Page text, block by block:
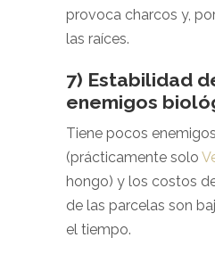
provoca charcos y,
las raíces.
7) Estabilidad
enemigos
Tiene pocos
(prácticamente solo
hongo) y los costos
de las parcelas son
el tiempo.